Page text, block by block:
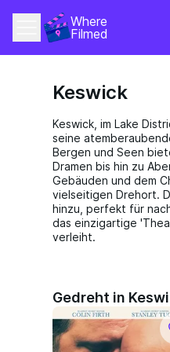
Where
Filmed
Keswick
Keswick, im Lake
seine
Bergen und Seen
Dramen bis hin zu
Gebäuden und dem
vielseitigen Drehort.
hinzu, perfekt für
das einzigartige
verleiht.
Gedreht in